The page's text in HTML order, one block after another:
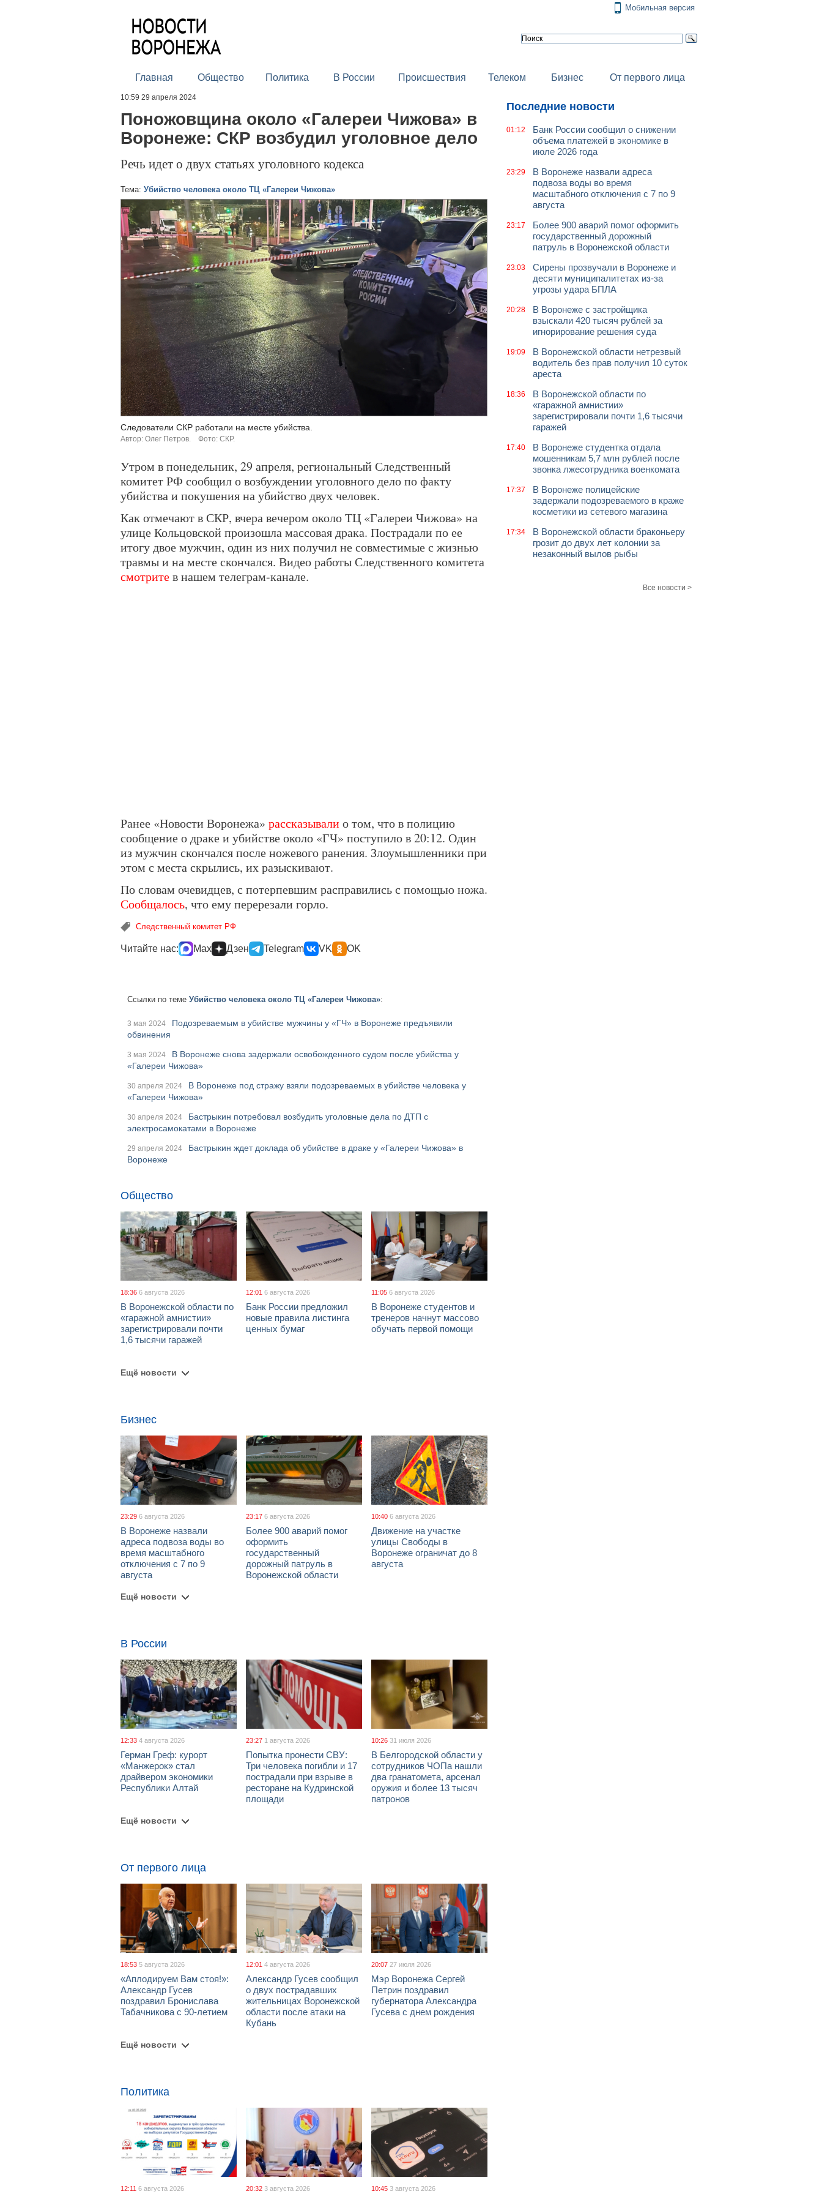
Мобильная версия
Главная Общество Политика В России Происшествия Телеком Бизнес От первого лица
10:59 29 апреля 2024
Поножовщина около «Галереи Чижова» в
Воронеже: СКР возбудил уголовное дело
Речь идет о двух статьях уголовного кодекса
Тема: Убийство человека около ТЦ «Галереи Чижова»
Следователи СКР работали на месте убийства.
Автор: Олег Петров. Фото: СКР.
Утром в понедельник, 29 апреля, региональный Следственный
комитет РФ сообщил о возбуждении уголовного дело по факту
убийства и покушения на убийство двух человек.
Как отмечают в СКР, вчера вечером около ТЦ «Галереи Чижова» на
улице Кольцовской произошла массовая драка. Пострадали по ее
итогу двое мужчин, один из них получил не совместимые с жизнью
травмы и на месте скончался. Видео работы Следственного комитета
смотритев нашем телеграм-канале.
Ранее «Новости Воронежа» рассказывалио том, что в полицию
сообщение о драке и убийстве около «ГЧ» поступило в 20:12. Один
из мужчин скончался после ножевого ранения. Злоумышленники при
этом с места скрылись, их разыскивают.
По словам очевидцев, с потерпевшим расправились с помощью ножа.
Сообщалось, что ему перерезали горло.
Следственный комитет РФ
Читайте нас: Max Дзен Telegram VK OK
Ссылки по теме Убийство человека около ТЦ «Галереи Чижова»:
3 мая 2024
Подозреваемым в убийстве мужчины у «ГЧ» в Воронеже предъявили
обвинения
3 мая 2024
В Воронеже снова задержали освобожденного судом после убийства у
«Галереи Чижова»
30 апреля 2024
В Воронеже под стражу взяли подозреваемых в убийстве человека у
«Галереи Чижова»
30 апреля 2024
Бастрыкин потребовал возбудить уголовные дела по ДТП с
электросамокатами в Воронеже
29 апреля 2024
Бастрыкин ждет доклада об убийстве в драке у «Галереи Чижова» в
Воронеже
Общество
18:36 6 августа 2026
В Воронежской области по
«гаражной амнистии»
зарегистрировали почти
1,6 тысячи гаражей
12:01 6 августа 2026
Банк России предложил
новые правила листинга
ценных бумаг
11:05 6 августа 2026
В Воронеже студентов и
тренеров начнут массово
обучать первой помощи
Ещё новости
Бизнес
23:29 6 августа 2026
В Воронеже назвали
адреса подвоза воды во
время масштабного
отключения с 7 по 9
августа
23:17 6 августа 2026
Более 900 аварий помог
оформить
государственный
дорожный патруль в
Воронежской области
10:40 6 августа 2026
Движение на участке
улицы Свободы в
Воронеже ограничат до 8
августа
Ещё новости
В России
12:33 4 августа 2026
Герман Греф: курорт
«Манжерок» стал
драйвером экономики
Республики Алтай
23:27 1 августа 2026
Попытка пронести СВУ:
Три человека погибли и 17
пострадали при взрыве в
ресторане на Кудринской
площади
10:26 31 июля 2026
В Белгородской области у
сотрудников ЧОПа нашли
два гранатомета, арсенал
оружия и более 13 тысяч
патронов
Ещё новости
От первого лица
18:53 5 августа 2026
«Аплодируем Вам стоя!»:
Александр Гусев
поздравил Бронислава
Табачникова с 90-летием
12:01 4 августа 2026
Александр Гусев сообщил
о двух пострадавших
жительницах Воронежской
области после атаки на
Кубань
20:07 27 июля 2026
Мэр Воронежа Сергей
Петрин поздравил
губернатора Александра
Гусева с днем рождения
Ещё новости
Политика
12:11 6 августа 2026 20:32 3 августа 2026 10:45 3 августа 2026
Последние новости
01:12
Банк России сообщил о снижении
объема платежей в экономике в
июле 2026 года
23:29
В Воронеже назвали адреса
подвоза воды во время
масштабного отключения с 7 по 9
августа
23:17
Более 900 аварий помог оформить
государственный дорожный
патруль в Воронежской области
23:03
Сирены прозвучали в Воронеже и
десяти муниципалитетах из-за
угрозы удара БПЛА
20:28
В Воронеже с застройщика
взыскали 420 тысяч рублей за
игнорирование решения суда
19:09
В Воронежской области нетрезвый
водитель без прав получил 10 суток
ареста
18:36
В Воронежской области по
«гаражной амнистии»
зарегистрировали почти 1,6 тысячи
гаражей
17:40
В Воронеже студентка отдала
мошенникам 5,7 млн рублей после
звонка лжесотрудника военкомата
17:37
В Воронеже полицейские
задержали подозреваемого в краже
косметики из сетевого магазина
17:34
В Воронежской области браконьеру
грозит до двух лет колонии за
незаконный вылов рыбы
Все новости >